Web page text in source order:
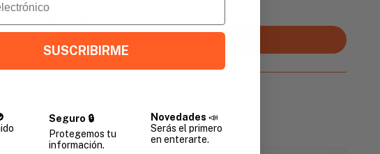
Agregar al carrito
SUSCRIBIRME
Seguro 🔒
Protegemos tu
información.
Novedades📣
Serás el primero
en enterarte.